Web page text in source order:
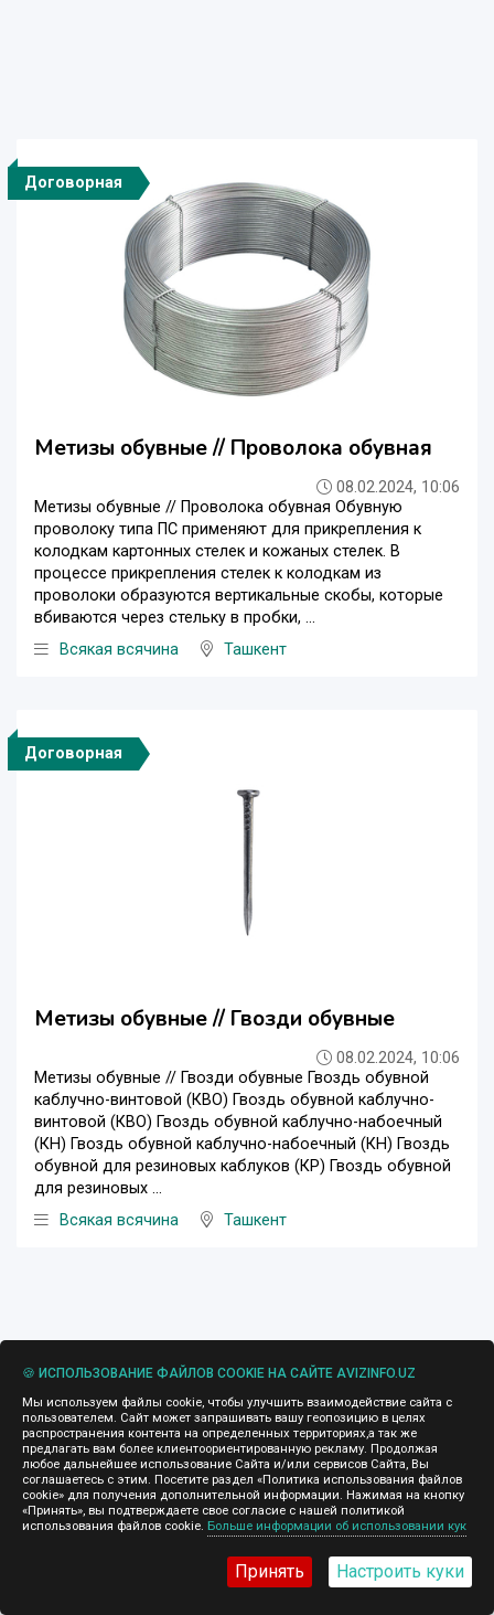
Договорная
Метизы обувные // Проволока обувная
08.02.2024, 10:06
Метизы обувные // Проволока обувная Обувную
проволоку типа ПС применяют для прикрепления к
колодкам картонных стелек и кожаных стелек. В
процессе прикрепления стелек к колодкам из
проволоки образуются вертикальные скобы, которые
вбиваются через стельку в пробки, ...
Всякая всячина
Ташкент
Договорная
Метизы обувные // Гвозди обувные
08.02.2024, 10:06
Метизы обувные // Гвозди обувные Гвоздь обувной
каблучно-винтовой (КВО) Гвоздь обувной каблучно-
винтовой (КВО) Гвоздь обувной каблучно-набоечный
(КН) Гвоздь обувной каблучно-набоечный (КН) Гвоздь
обувной для резиновых каблуков (КР) Гвоздь обувной
для резиновых ...
Всякая всячина
Ташкент
🍪 ИСПОЛЬЗОВАНИЕ ФАЙЛОВ COOKIE НА САЙТЕ AVIZINFO.UZ
Мы используем файлы cookie, чтобы улучшить взаимодействие сайта с
пользователем. Сайт может запрашивать вашу геопозицию в целях
распространения контента на определенных территориях,а так же
предлагать вам более клиентоориентированную рекламу. Продолжая
любое дальнейшее использование Сайта и/или сервисов Сайта, Вы
соглашаетесь с этим. Посетите раздел «Политика использования файлов
cookie» для получения дополнительной информации. Нажимая на кнопку
«Принять», вы подтверждаете свое согласие с нашей политикой
использования файлов cookie. Больше информации об использовании кук
Принять Настроить куки